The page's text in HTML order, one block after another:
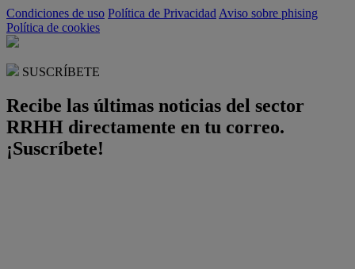
Condiciones de uso Política de PrivacidadAviso sobre phising
Política de cookies
SUSCRÍBETE
Recibe las últimas noticias del sector
RRHH directamente en tu correo.
¡Suscríbete!